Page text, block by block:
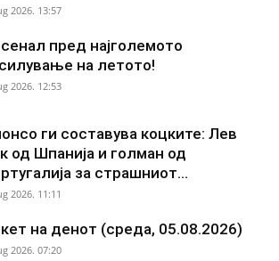
2026. 13:57
пред најголемото
на летото!
2026. 12:53
ги составува коцките: Лев
од Шпанија и голман од
за страшниот...
2026. 11:11
на денот (среда, 05.08.2026)
2026. 07:20